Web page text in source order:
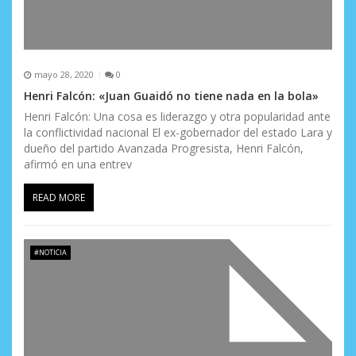
mayo 28, 2020 0
Henri Falcón: «Juan Guaidó no tiene nada en la bola»
Henri Falcón: Una cosa es liderazgo y otra popularidad ante
la conflictividad nacional El ex-gobernador del estado Lara y
dueño del partido Avanzada Progresista, Henri Falcón,
afirmó en una entrev
READ MORE
#NOTICIA